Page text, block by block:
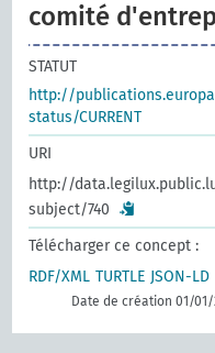
comité
STATUT
http://
status/CURRENT
URI
http://
subject/740
Télécharger ce concept :
RDF/XML TURTLE JSON-LD
Date de création 01/